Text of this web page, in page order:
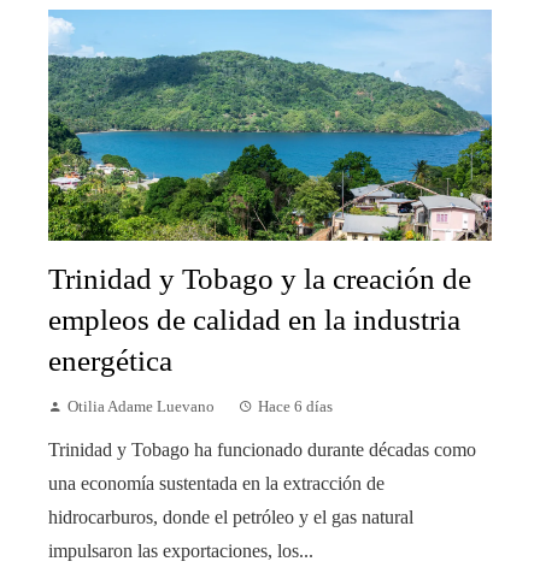
Trinidad y Tobago y la creación de
empleos de calidad en la industria
energética
Otilia Adame Luevano Hace 6 días
Trinidad y Tobago ha funcionado durante décadas como
una economía sustentada en la extracción de
hidrocarburos, donde el petróleo y el gas natural
impulsaron las exportaciones, los...